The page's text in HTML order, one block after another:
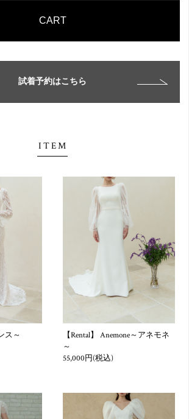
を行うものであり、お客様は当社と貸衣裳
条件は本ウェブサイト内ご利用ガイド記載の
本ウェブサイト上に掲示するウェディン
等をいいます。
ご注意
利用日の前々日からご利用日の翌日までの
。ご利用後は翌日中に必ずご返却手続きを行
、レンタル期間の延長などにつきましては
お支払いいただきます。
希望の場合は、ご予約の際にご相談くださ
の他の手順につきましては、本ウェブサイト
認いただく、もしくは公式DMにてご案内
ご返却の際にお客様の私物が同梱されてい
お客様に連絡を差し上げます。お客様宛に
認識した物品は、返却日から起算し１ヶ月
しますが、期間が経過しましたら処分させ
CART
試着予約はこちら
ITEM
ス～
【Rental】 Anemone～アネモネ
～
55,000円(税込)